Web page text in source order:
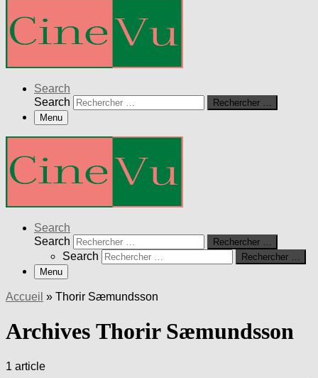
Search
Search
Rechercher …
Menu
Search
Search
Rechercher …
Search
Rechercher …
Menu
Accueil » Thorir Sæmundsson
Archives Thorir Sæmundsson
1 article